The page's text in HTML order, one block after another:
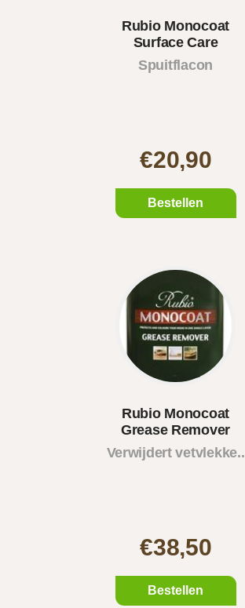
Rubio Monocoat
Surface Care
Spuitflacon
€20,90
Bestellen
Rubio Monocoat
Grease Remover
Verwijdert vetvlekke..
€38,50
Bestellen